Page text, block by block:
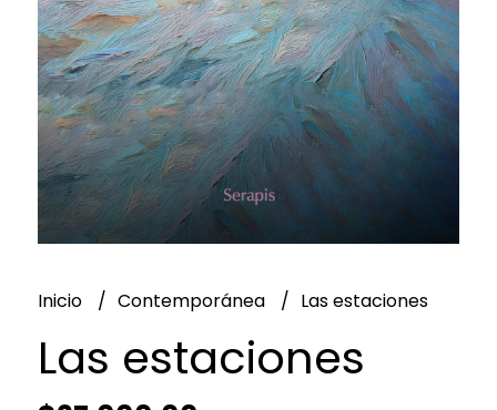
Inicio Contemporánea Las estaciones
Las estaciones